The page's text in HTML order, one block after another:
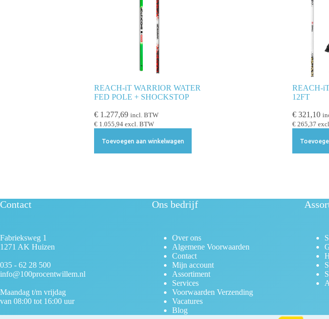
REACH-iT WARRIOR WATER
FED POLE + SHOCKSTOP
€ 1.277,69 incl. BTW
€ 1.055,94 excl. BTW
Toevoegen aan winkelwagen
REACH-
12FT
€ 321,10
€ 265,37
Contact
Fabrieksweg 1
1271 AK Huizen
035 - 62 28 500
info@100procentwillem.nl
Maandag t/m vrijdag
van 08:00 tot 16:00 uur
Ons bedrijf
Over ons
Algemene Voorwaarden
Contact
Mijn account
Assortiment
Services
Voorwaarden Verzending
Vacatures
Blog